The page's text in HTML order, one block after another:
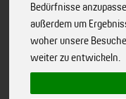
Bedürfnisse
außerdem um
woher unsere
weiter zu entwickeln.